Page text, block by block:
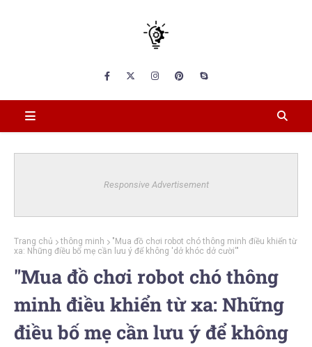
Responsive Advertisement
Trang chủ thông minh
"Mua đồ chơi robot chó thông minh điều khiển từ
xa: Những điều bố mẹ cần lưu ý để không 'dở khóc dở cười'"
"Mua đồ chơi robot chó thông
minh điều khiển từ xa: Những
điều bố mẹ cần lưu ý để không